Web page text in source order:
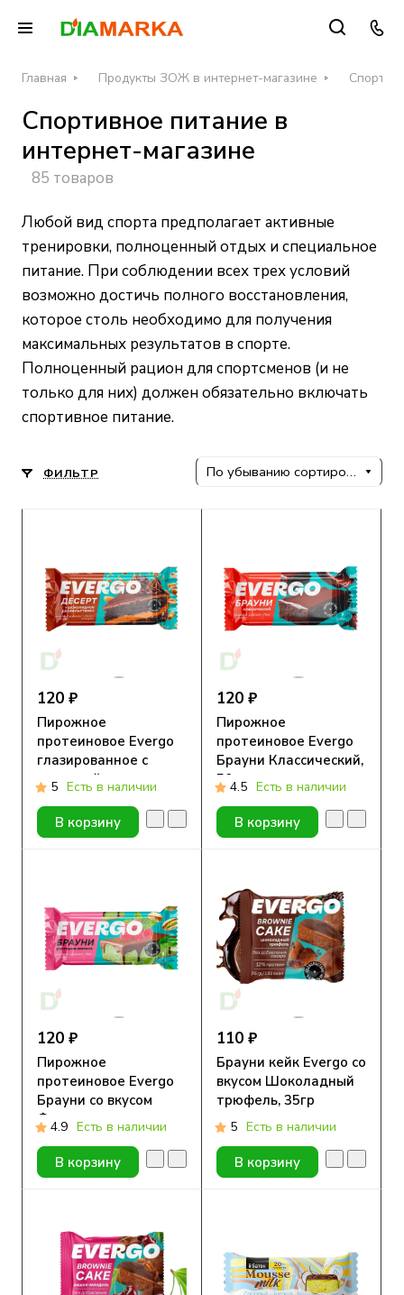
Главная Продукты ЗОЖ в интернет-магазине
Спортивное питание в
интернет-магазине
85 товаров
Любой вид спорта предполагает активные
тренировки, полноценный отдых и специальное
питание. При соблюдении всех трех условий
возможно достичь полного восстановления,
которое столь необходимо для получения
максимальных результатов в спорте.
Полноценный рацион для спортсменов (и не
только для них) должен обязательно включать
спортивное питание.
ФИЛЬТР По убыванию сортировки
120 ₽
Пирожное
протеиновое Evergo
глазированное с
начинкой
Шоколадное
удовольствие, 50гр
5 Есть в наличии
В корзину
120 ₽
Пирожное
протеиновое Evergo
Брауни Классический,
50гр
4.5 Есть в наличии
В корзину
120 ₽
Пирожное
протеиновое Evergo
Брауни со вкусом
Фисташка-малина,
50гр
4.9 Есть в наличии
В корзину
110 ₽
Брауни кейк Evergo со
вкусом Шоколадный
трюфель, 35гр
5 Есть в наличии
В корзину